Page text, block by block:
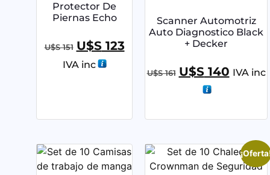
Protector De
Piernas Echo
U$S151 U$S123
IVA inc
Scanner Automotriz
Auto Diagnostico Black
+ Decker
U$S161 U$S140 IVA inc